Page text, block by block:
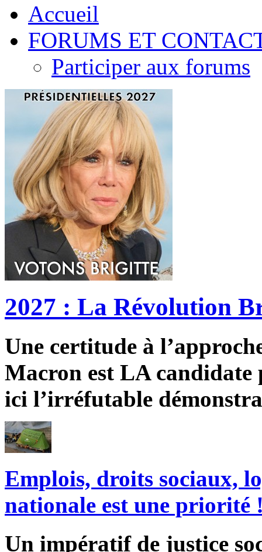
Accueil
FORUMS ET
Participer aux forums
2027 : La Révolution
Une certitude à
Macron est LA candidate
ici l’irréfutable
Emplois, droits sociaux,
nationale est une priorité
Un impératif de justice